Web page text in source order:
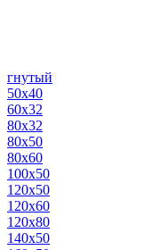
гнутый
50х40
60х32
80х32
80х50
80х60
100х50
120х50
120х60
120х80
140х50